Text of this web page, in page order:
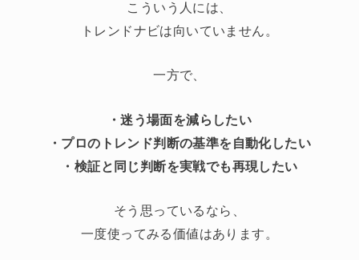
こういう人には、
トレンドナビは向いていません。
一方で、
・迷う場面を減らしたい
・プロのトレンド判断の基準を自動化したい
・検証と同じ判断を実戦でも再現したい
そう思っているなら、
一度使ってみる価値はあります。